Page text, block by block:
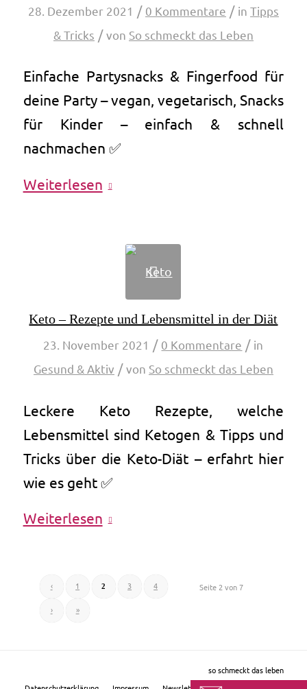
28. Dezember 2021 / 0 Kommentare / in Tipps
& Tricks / von So schmeckt das Leben
Einfache Partysnacks & Fingerfood für
deine Party – vegan, vegetarisch, Snacks
für Kinder – einfach & schnell
nachmachen ✅
Weiterlesen
Keto – Rezepte und Lebensmittel in der Diät
23. November 2021 / 0 Kommentare / in
Gesund & Aktiv / von So schmeckt das Leben
Leckere Keto Rezepte, welche
Lebensmittel sind Ketogen & Tipps und
Tricks über die Keto-Diät – erfahrt hier
wie es geht ✅
Weiterlesen
Seite 2 von 7
‹ 1 2 3 4
› »
so schmeckt das leben